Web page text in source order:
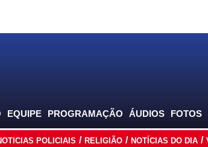
EQUIPE PROGRAMAÇÃO ÁUDIOS FOTOS
POLICIAIS RELIGIÃO NOTÍCIAS DO DIA